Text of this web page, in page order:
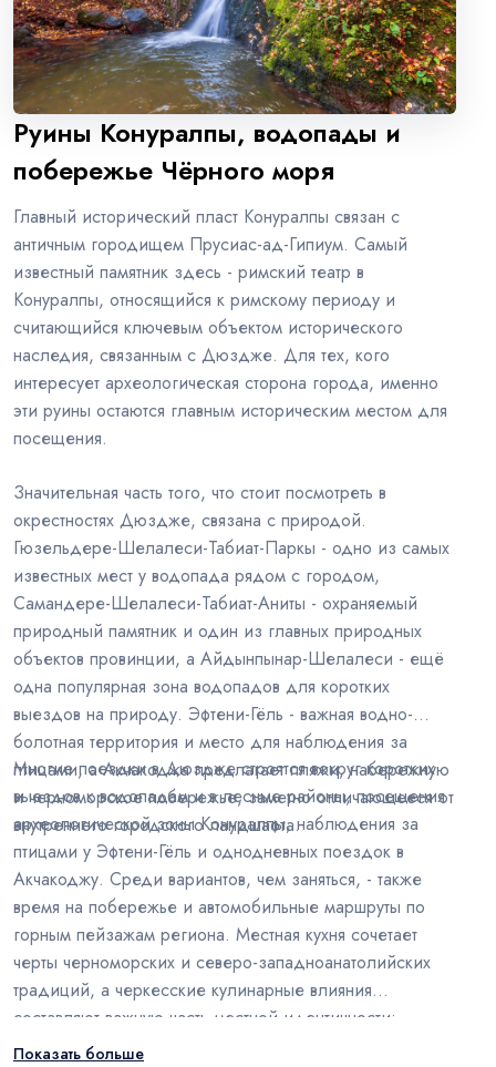
Руины Конуралпы, водопады и
побережье Чёрного моря
Главный исторический пласт Конуралпы связан с
античным городищем Прусиас-ад-Гипиум. Самый
известный памятник здесь - римский театр в
Конуралпы, относящийся к римскому периоду и
считающийся ключевым объектом исторического
наследия, связанным с Дюздже. Для тех, кого
интересует археологическая сторона города, именно
эти руины остаются главным историческим местом для
посещения.
Значительная часть того, что стоит посмотреть в
окрестностях Дюздже, связана с природой.
Гюзельдере-Шелалеси-Табиат-Паркы - одно из самых
известных мест у водопада рядом с городом,
Самандере-Шелалеси-Табиат-Аниты - охраняемый
природный памятник и один из главных природных
объектов провинции, а Айдынпынар-Шелалеси - ещё
одна популярная зона водопадов для коротких
выездов на природу. Эфтени-Гёль - важная водно-
болотная территория и место для наблюдения за
птицами, а Акчакоджа предлагает пляжи, набережную
и черноморское побережье, заметно отличающееся от
внутреннего городского ландшафта.
Многие поездки в Дюздже строятся вокруг коротких
выездов к водопадам и в лесные районы, посещения
археологической зоны Конуралпы, наблюдения за
птицами у Эфтени-Гёль и однодневных поездок в
Акчакоджу. Среди вариантов, чем заняться, - также
время на побережье и автомобильные маршруты по
горным пейзажам региона. Местная кухня сочетает
черты черноморских и северо-западноанатолийских
традиций, а черкесские кулинарные влияния
составляют важную часть местной идентичности;
особенно с Акчакоджей связаны рыбные рестораны
Показать больше